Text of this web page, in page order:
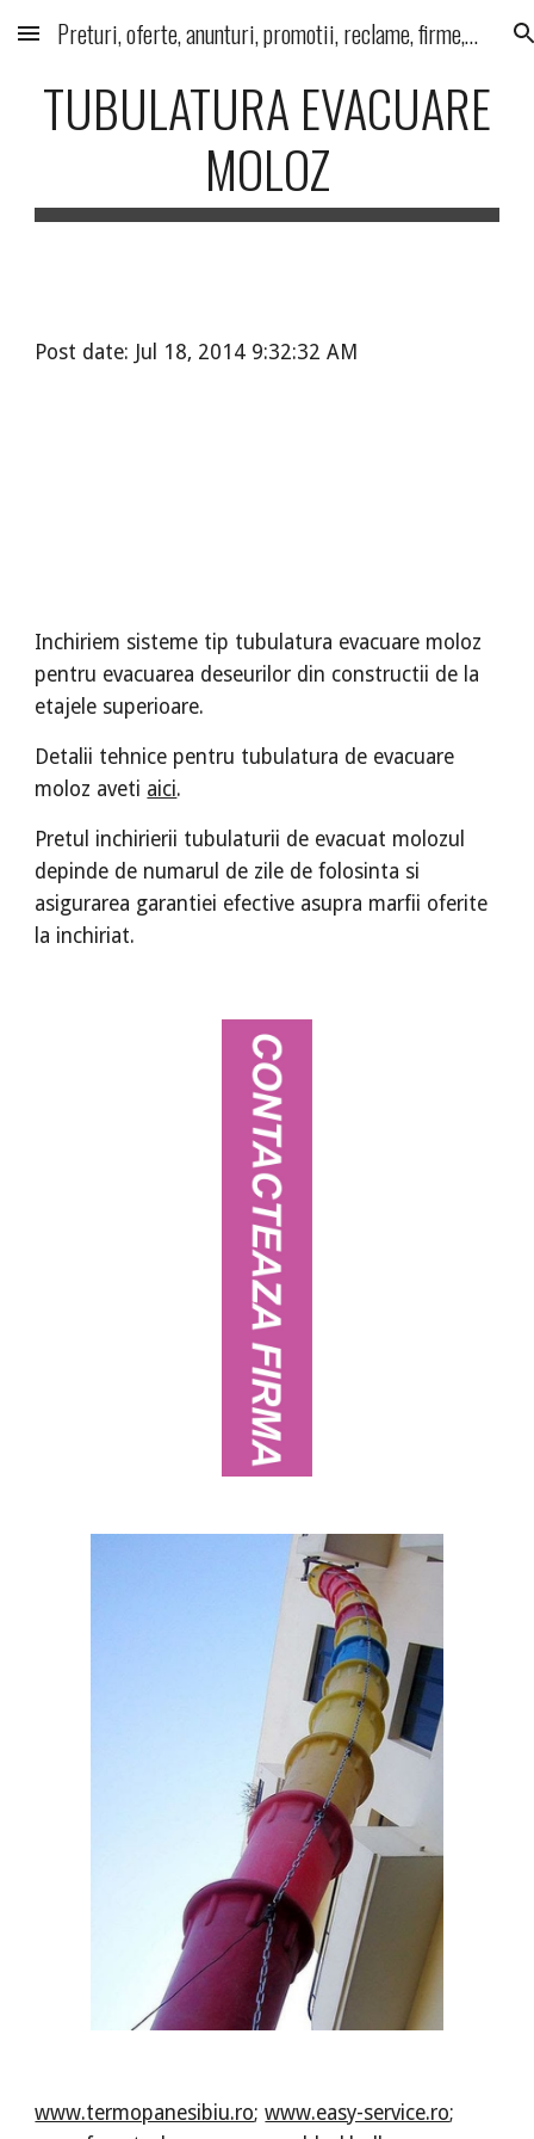
Skip to main content Skip to navigation
Preturi, oferte, anunturi, promotii, reclame, firme, produse, servicii
TUBULATURA EVACUARE
MOLOZ
Post date: Jul 18, 2014 9:32:32 AM
Inchiriem sisteme tip tubulatura evacuare moloz
pentru evacuarea deseurilor din constructii de la
etajele superioare.
Detalii tehnice pentru tubulatura de evacuare
moloz aveti aici.
Pretul inchirierii tubulaturii de evacuat molozul
depinde de numarul de zile de folosinta si
asigurarea garantiei efective asupra marfii oferite
la inchiriat.
www.termopanesibiu.ro;www.easy-service.ro;